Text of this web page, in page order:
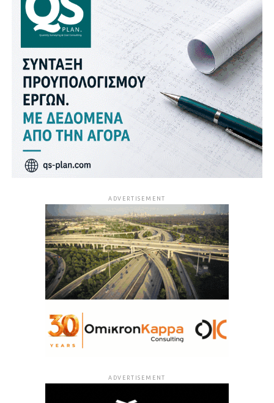
ADVERTISEMENT
ADVERTISEMENT